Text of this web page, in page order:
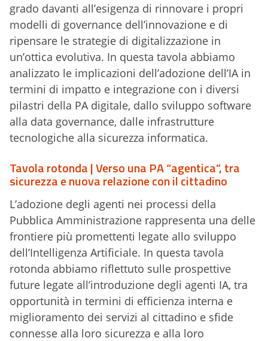
grado davanti all’esigenza di rinnovare i propri
modelli di governance dell’innovazione e di
ripensare le strategie di digitalizzazione in
un’ottica evolutiva. In questa tavola abbiamo
analizzato le implicazioni dell’adozione dell’IA in
termini di impatto e integrazione con i diversi
pilastri della PA digitale, dallo sviluppo software
alla data governance, dalle infrastrutture
tecnologiche alla sicurezza informatica.
Tavola rotonda | Verso una PA “agentica”, tra
sicurezza e nuova relazione con il cittadino
L’adozione degli agenti nei processi della
Pubblica Amministrazione rappresenta una delle
frontiere più promettenti legate allo sviluppo
dell’Intelligenza Artificiale. In questa tavola
rotonda abbiamo riflettuto sulle prospettive
future legate all’introduzione degli agenti IA, tra
opportunità in termini di efficienza interna e
miglioramento dei servizi al cittadino e sfide
connesse alla loro sicurezza e alla loro